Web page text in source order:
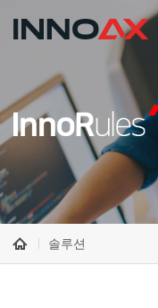
솔루션